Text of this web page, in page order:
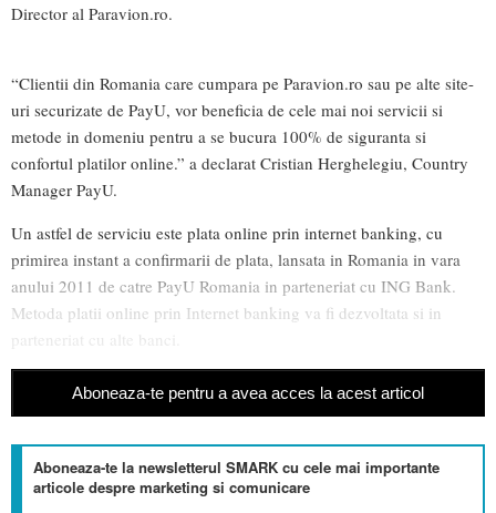
Director al Paravion.ro.
“Clientii din Romania care cumpara pe Paravion.ro sau pe alte site-
uri securizate de PayU, vor beneficia de cele mai noi servicii si
metode in domeniu pentru a se bucura 100% de siguranta si
confortul platilor online.” a declarat Cristian Herghelegiu, Country
Manager PayU.
Un astfel de serviciu este plata online prin internet banking, cu
primirea instant a confirmarii de plata, lansata in Romania in vara
anului 2011 de catre PayU Romania in parteneriat cu ING Bank.
Metoda platii online prin Internet banking va fi dezvoltata si in
parteneriat cu alte banci.
Aboneaza-te pentru a avea acces la acest articol
Aboneaza-te la newsletterul SMARK cu cele mai importante
articole despre marketing si comunicare